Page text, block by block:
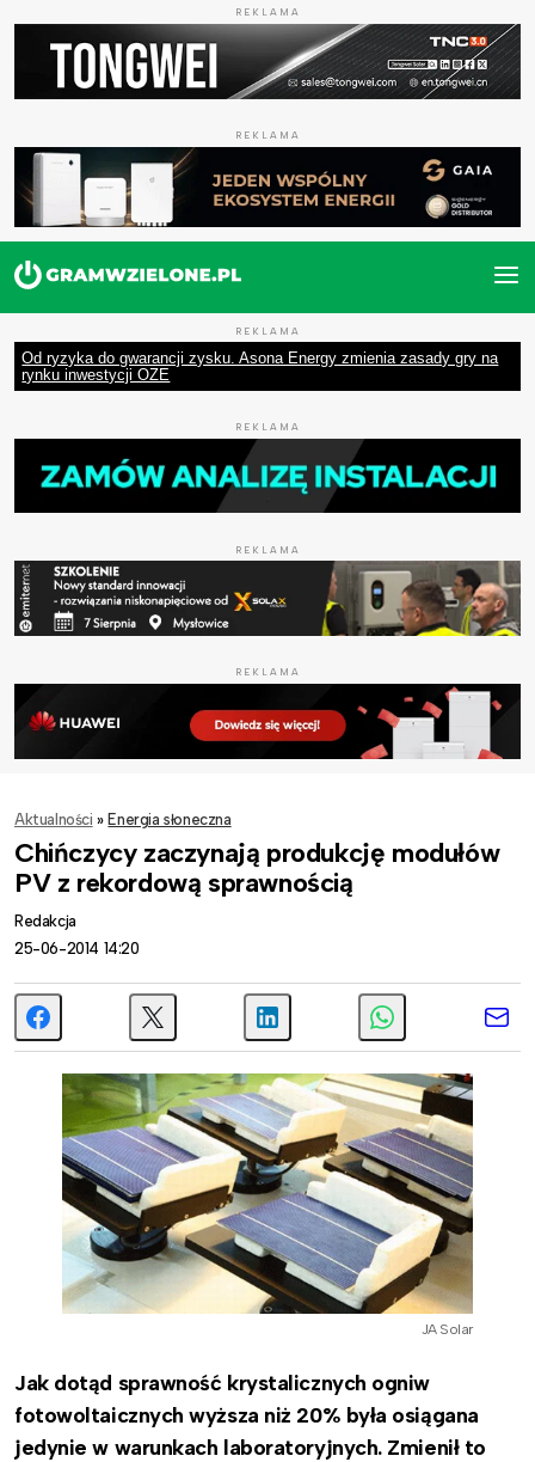
REKLAMA
REKLAMA
REKLAMA
Od ryzyka do gwarancji zysku. Asona Energy zmienia zasady gry na
rynku inwestycji OZE
REKLAMA
REKLAMA
REKLAMA
Aktualności » Energia słoneczna
Chińczycy zaczynają produkcję modułów
PV z rekordową sprawnością
Redakcja
25-06-2014 14:20
JA Solar
Jak dotąd sprawność krystalicznych ogniw
fotowoltaicznych wyższa niż 20% była osiągana
jedynie w warunkach laboratoryjnych. Zmienił to